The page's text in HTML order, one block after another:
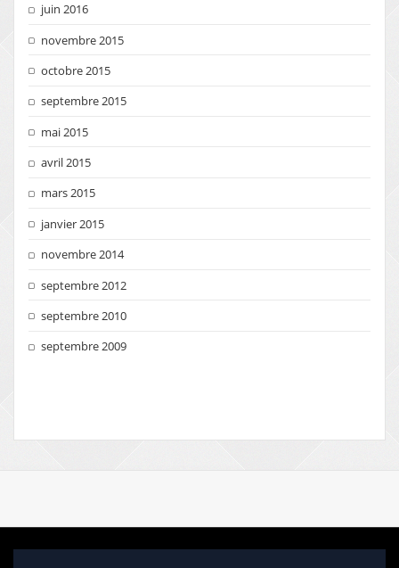
juin 2016
novembre 2015
octobre 2015
septembre 2015
mai 2015
avril 2015
mars 2015
janvier 2015
novembre 2014
septembre 2012
septembre 2010
septembre 2009